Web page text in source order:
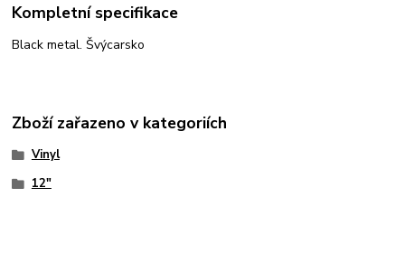
Kompletní specifikace
Black metal. Švýcarsko
Zboží zařazeno v kategoriích
Vinyl
12"